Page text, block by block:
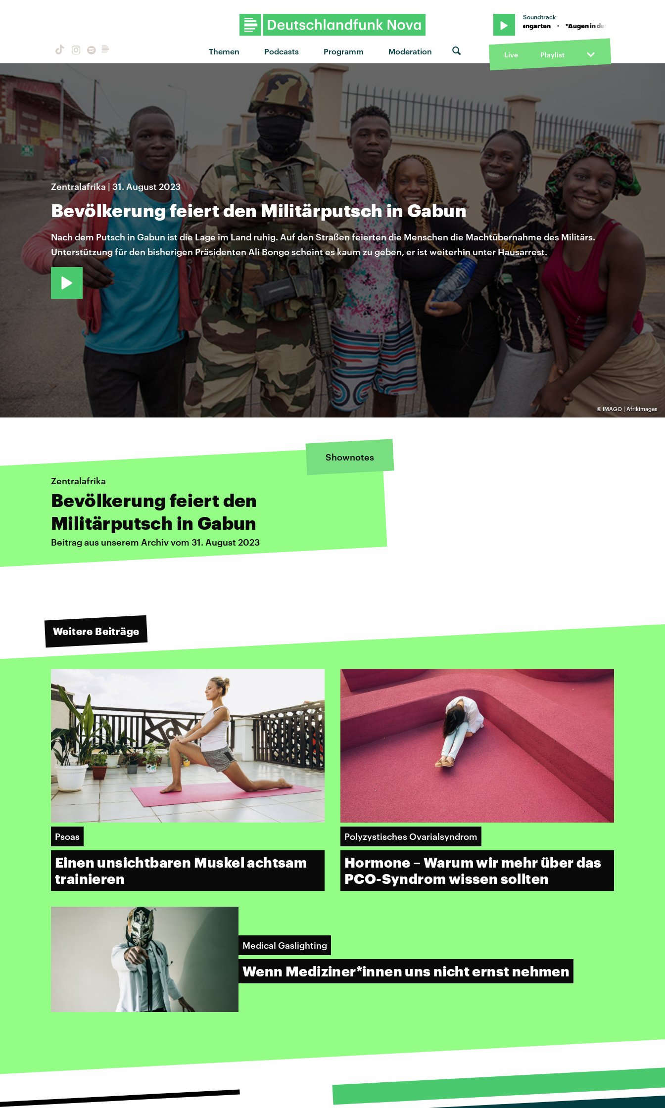
Themen Podcasts Programm Moderation
Soundtrack
"Augen in der Nacht" von Apsilon & Blumengarten · "Augen in der Nacht" von Apsilon &
Live Playlist
© IMAGO | Afrikimages
Zentralafrika | 31. August 2023
Bevölkerung feiert den Militärputsch in Gabun
Nach dem Putsch in Gabun ist die Lage im Land ruhig. Auf den Straßen feierten die Menschen die Machtübernahme des Militärs.
Unterstützung für den bisherigen Präsidenten Ali Bongo scheint es kaum zu geben, er ist weiterhin unter Hausarrest.
Shownotes
Zentralafrika
Bevölkerung feiert den
Militärputsch in Gabun
Beitrag aus unserem Archiv vom 31. August 2023
Weitere Beiträge
Psoas
Einen unsichtbaren Muskel achtsam
trainieren
Polyzystisches Ovarialsyndrom
Hormone – Warum wir mehr über das
PCO-Syndrom wissen sollten
Medical Gaslighting
Wenn Mediziner*innen uns nicht ernst nehmen